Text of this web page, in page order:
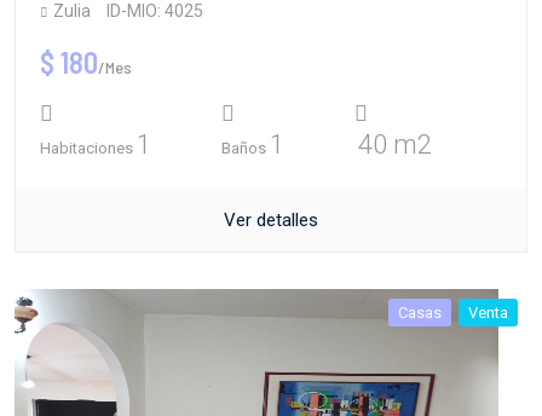
Zulia ID-MIO: 4025
$ 180/Mes
Habitaciones 1 Baños 1 40 m2
Ver detalles
Casas Venta